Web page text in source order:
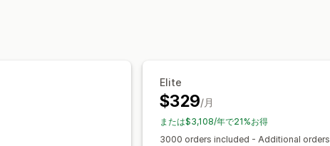
Elite
$329/月
または$3,108/年で21%お得
3000 orders included - Additional